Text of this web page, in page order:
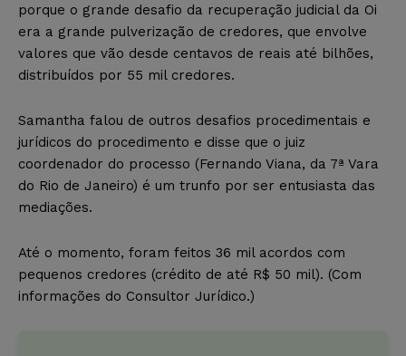
porque o grande desafio da recuperação judicial da Oi
era a grande pulverização de credores, que envolve
valores que vão desde centavos de reais até bilhões,
distribuídos por 55 mil credores.
Samantha falou de outros desafios procedimentais e
jurídicos do procedimento e disse que o juiz
coordenador do processo (Fernando Viana, da 7ª Vara
do Rio de Janeiro) é um trunfo por ser entusiasta das
mediações.
Até o momento, foram feitos 36 mil acordos com
pequenos credores (crédito de até R$ 50 mil). (Com
informações do Consultor Jurídico.)